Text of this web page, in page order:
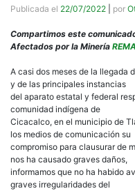
Publicada el 22/07/2022 por
Compartimos este
Afectados por la Minería REMA
A casi dos meses de la llegada
y de las principales instancias
del aparato estatal y federal
comunidad indígena de
Cicacalco, en el municipio de
los medios de comunicación su
compromiso para clausurar de
nos ha causado graves daños,
informamos que no ha habido
graves irregularidades del